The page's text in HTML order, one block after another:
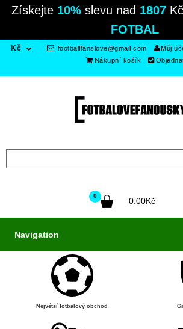
Získejte 10% slevu nad 1807
FOTBAL
Kč footballfanslove@gmail.com Můj
Nákupní košík
0
0.00Kč
Navigation
Největší fotbalový obchod